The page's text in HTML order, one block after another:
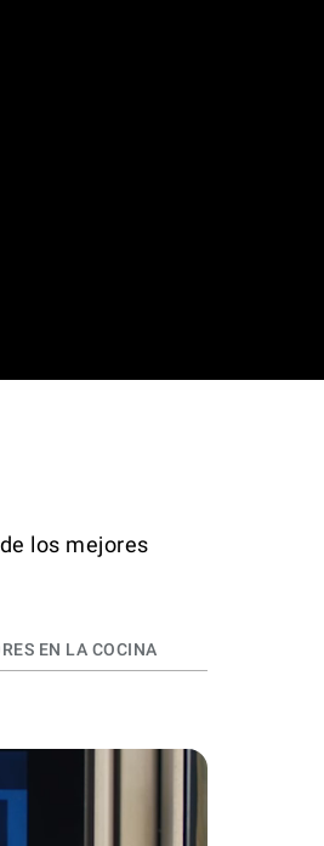
los mejores
EN LA COCINA